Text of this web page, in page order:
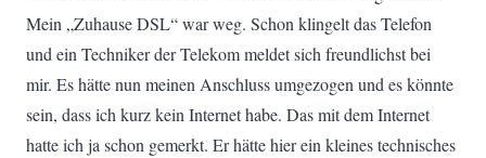
Mein „Zuhause DSL“ war weg. Schon klingelt das Telefon
und ein Techniker der Telekom meldet sich freundlichst bei
mir. Es hätte nun meinen Anschluss umgezogen und es könnte
sein, dass ich kurz kein Internet habe. Das mit dem Internet
hatte ich ja schon gemerkt. Er hätte hier ein kleines technisches